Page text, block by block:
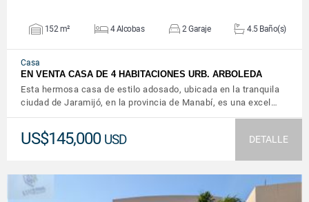
152 m² 4 Alcobas 2 Garaje 4.5 Baño(s)
Casa
EN VENTA CASA DE 4 HABITACIONES URB. ARBOLEDA
Esta hermosa casa de estilo adosado, ubicada en la tranquila
ciudad de Jaramijó, en la provincia de Manabí, es una excel…
US$145,000 USD DETALLE